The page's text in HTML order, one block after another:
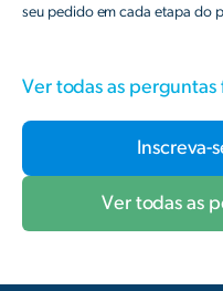
seu pedido em cada etapa do
Ver todas as
Ver todas as